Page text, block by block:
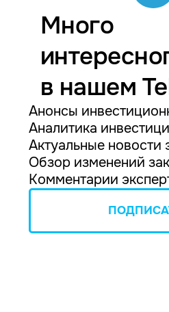
Много
в нашем
Анонсы
Аналитика
Актуальные новости
Обзор изменений
Комментарии